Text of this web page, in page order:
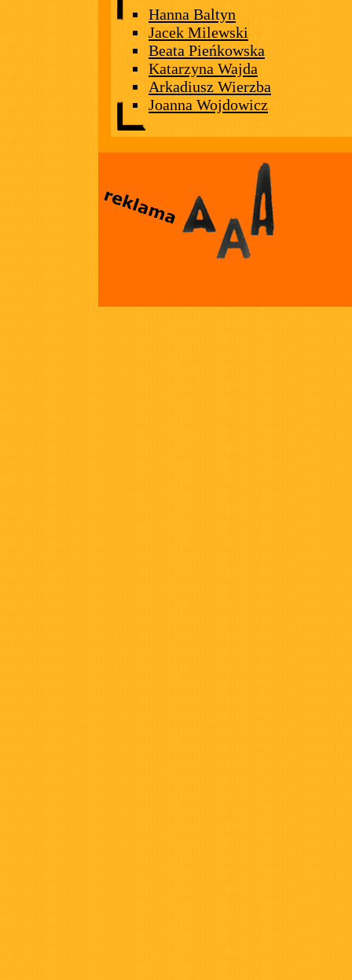
Hanna Baltyn
Jacek Milewski
Beata Pieńkowska
Katarzyna Wajda
Arkadiusz Wierzba
Joanna Wojdowicz